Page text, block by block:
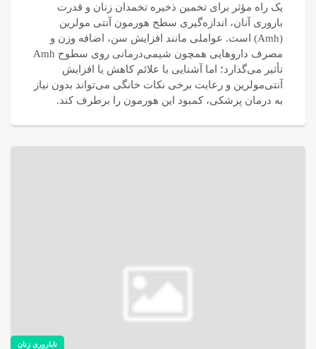
یک راه مؤثر برای تخمین ذخیره تخمدان زنان و قدرت
باروری آنان، اندازه‌گیری سطح هورمون آنتی مولرین
(Amh) است. عواملی مانند افزایش سن، اضافه وزن و
مصرف داروهایی همچون شیمی‌درمانی روی سطوح Amh
تأثیر می‌گذارد؛ اما آشنایی با علائم کاهش یا افزایش
آنتی‌مولرین و رعایت برخی نکات خانگی می‌تواند بدون نیاز
به درمان پزشکی، کمبود این هورمون را برطرف کند.
ناباروری زنان